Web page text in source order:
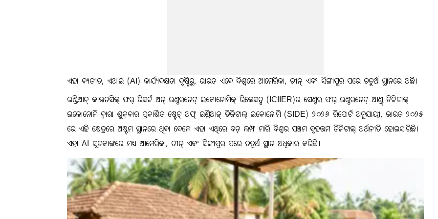
ଏହା ବ୍ୟତୀତ, ଏଆଇ (AI) କାର୍ଯ୍ୟଦକ୍ଷତା ଦୃଷ୍ଟିରୁ, ଭାରତ ଏବେ ବିଶ୍ୱରେ ଆମେରିକା, ଚୀନ୍ ଏବଂ ସିଙ୍ଗାପୁର ପରେ ଚତୁର୍ଥ ସ୍ଥାନରେ ଅଛି।
ଇଣ୍ଡିଆନ୍ କାଉନସିଲ୍ ଫର୍ ରିସର୍ଚ୍ଚ ଅନ୍ ଇଣ୍ଟରନେଟ୍ ଇକୋନୋମିକ୍ ରିଲେସନ୍ସ (ICIIER)ର ସେଣ୍ଟର ଫର୍ ଇଣ୍ଟରନେଟ୍ ଆଣ୍ଡ୍ ଡିଜିଟାଲ୍
ଇକୋନୋମି ଦ୍ୱାରା ଶୁକ୍ରବାର ପ୍ରକାଶିତ ଷ୍ଟେଟ୍ ଅଫ୍ ଇଣ୍ଡିଆଜ୍ ଡିଜିଟାଲ୍ ଇକୋନୋମି (SIDE) ୨୦୨୬ ରିପୋର୍ଟ ଅନୁଯାୟୀ, ଭାରତ ୨୦୨୫
ରେ ଏହି କ୍ଷେତ୍ରରେ ଅଷ୍ଟମ ସ୍ଥାନରେ ଥିବା ବେଳେ ଏହା ଏଥିରେ ବଡ଼ ଲମ୍ଫ ମାରି ବିଶ୍ୱର ପଞ୍ଚମ ବୃହତ୍ତମ ଡିଜିଟାଲ୍ ଅର୍ଥନୀତି ହୋଇସାରିଛି।
ଏହା AI ସୂଚକାଙ୍କରେ ମଧ୍ୟ ଆମେରିକା, ଚୀନ୍ ଏବଂ ସିଙ୍ଗାପୁର ପରେ ଚତୁର୍ଥ ସ୍ଥାନ ଅଧିକାର କରିଛି।